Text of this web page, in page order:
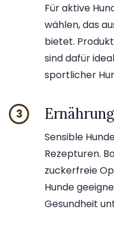
Für aktive
wählen, das
bietet.
sind dafür
sportlicher
3
Sensible
Rezepturen.
zuckerfreie
Hunde
Gesundheit